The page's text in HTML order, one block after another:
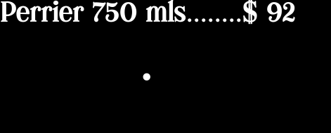
Perrier 750 mls........$ 92
·